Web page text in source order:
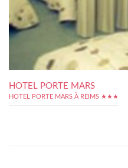
HOTEL PORTE MARS
HOTEL PORTE MARS À REIMS ★★★